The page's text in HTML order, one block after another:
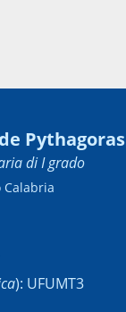
Pythagoras
di I grado
Calabria
): UFUMT3